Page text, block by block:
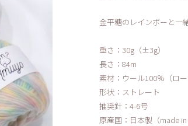
金平糖のレインボーと一
重さ：30g（±3g）
長さ：84m
素材：ウール100％（ロー
形状：ストレート
推奨針：4-6号
原産国：日本製（made in